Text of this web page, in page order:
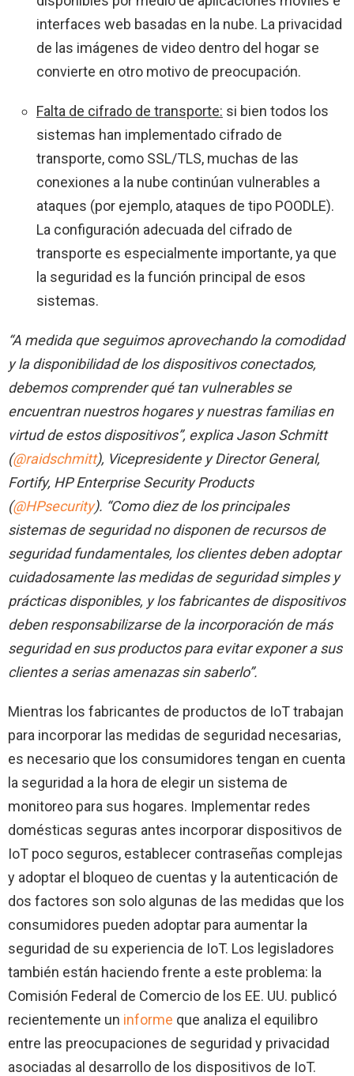
interfaces web basadas en la nube. La privacidad
de las imágenes de video dentro del hogar se
convierte en otro motivo de preocupación.
Falta de cifrado de transporte: si bien todos los
sistemas han implementado cifrado de
transporte, como SSL/TLS, muchas de las
conexiones a la nube continúan vulnerables a
ataques (por ejemplo, ataques de tipo POODLE).
La configuración adecuada del cifrado de
transporte es especialmente importante, ya que
la seguridad es la función principal de esos
sistemas.
“A medida que seguimos aprovechando la comodidad
y la disponibilidad de los dispositivos conectados,
debemos comprender qué tan vulnerables se
encuentran nuestros hogares y nuestras familias en
virtud de estos dispositivos”, explica Jason Schmitt
(@raidschmitt), Vicepresidente y Director General,
Fortify, HP Enterprise Security Products
(@HPsecurity). “Como diez de los principales
sistemas de seguridad no disponen de recursos de
seguridad fundamentales, los clientes deben adoptar
cuidadosamente las medidas de seguridad simples y
prácticas disponibles, y los fabricantes de dispositivos
deben responsabilizarse de la incorporación de más
seguridad en sus productos para evitar exponer a sus
clientes a serias amenazas sin saberlo”.
Mientras los fabricantes de productos de IoT trabajan
para incorporar las medidas de seguridad necesarias,
es necesario que los consumidores tengan en cuenta
la seguridad a la hora de elegir un sistema de
monitoreo para sus hogares. Implementar redes
domésticas seguras antes incorporar dispositivos de
IoT poco seguros, establecer contraseñas complejas
y adoptar el bloqueo de cuentas y la autenticación de
dos factores son solo algunas de las medidas que los
consumidores pueden adoptar para aumentar la
seguridad de su experiencia de IoT. Los legisladores
también están haciendo frente a este problema: la
Comisión Federal de Comercio de los EE. UU. publicó
recientemente un informe que analiza el equilibro
entre las preocupaciones de seguridad y privacidad
asociadas al desarrollo de los dispositivos de IoT.